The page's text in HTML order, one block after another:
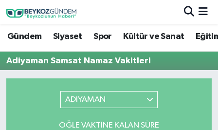
Gündem Siyaset Spor Kültür ve Sanat
Adiyaman Samsat Namaz Vakitleri
ADIYAMAN
ÖĞLE VAKTINE KALAN SÜRE
Hava Durumu
Trafik Durumu